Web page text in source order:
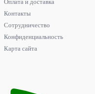
Оплата и доставка
Контакты
Сотрудничество
Конфиденциальность
Карта сайта